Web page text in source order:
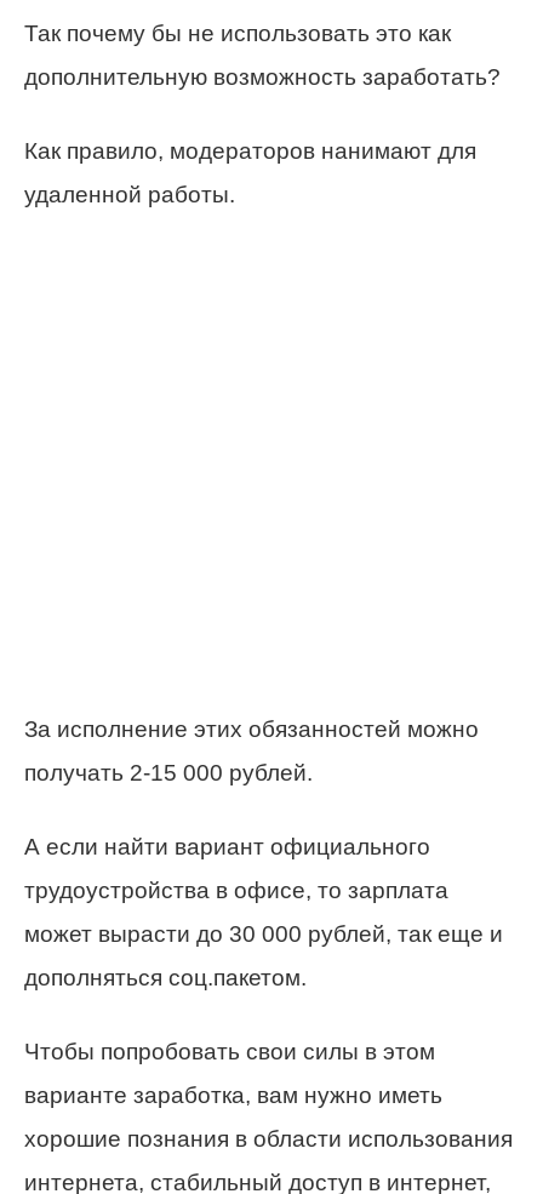
Так почему бы не использовать это как
дополнительную возможность заработать?
Как правило, модераторов нанимают для
удаленной работы.
За исполнение этих обязанностей можно
получать 2-15 000 рублей.
А если найти вариант официального
трудоустройства в офисе, то зарплата
может вырасти до 30 000 рублей, так еще и
дополняться соц.пакетом.
Чтобы попробовать свои силы в этом
варианте заработка, вам нужно иметь
хорошие познания в области использования
интернета, стабильный доступ в интернет,